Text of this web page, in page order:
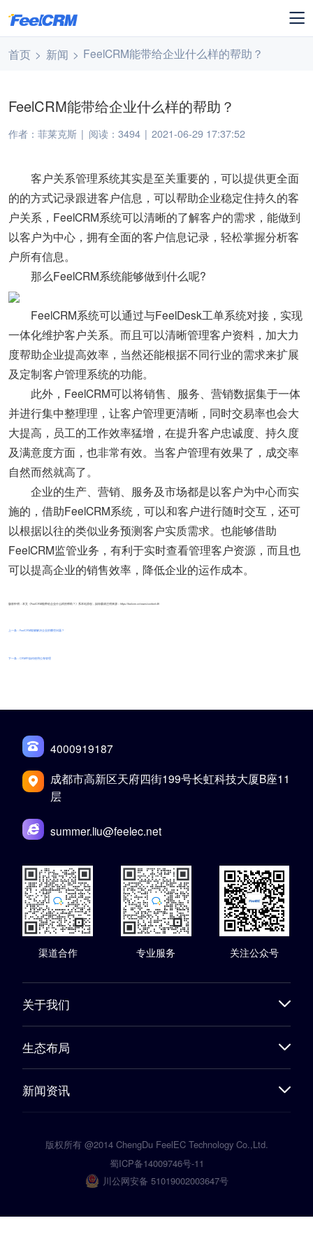
首页 > 新闻 > FeelCRM能带给企业什么样的帮助？
FeelCRM能带给企业什么样的帮助？
作者：菲莱克斯 | 阅读：3494 | 2021-06-29 17:37:52
客户关系管理系统其实是至关重要的，可以提供更全面
的的方式记录跟进客户信息，可以帮助企业稳定住持久的客
户关系，FeelCRM系统可以清晰的了解客户的需求，能做到
以客户为中心，拥有全面的客户信息记录，轻松掌握分析客
户所有信息。
那么FeelCRM系统能够做到什么呢?
FeelCRM系统可以通过与FeelDesk工单系统对接，实现
一体化维护客户关系。而且可以清晰管理客户资料，加大力
度帮助企业提高效率，当然还能根据不同行业的需求来扩展
及定制客户管理系统的功能。
此外，FeelCRM可以将销售、服务、营销数据集于一体
并进行集中整理理，让客户管理更清晰，同时交易率也会大
大提高，员工的工作效率猛增，在提升客户忠诚度、持久度
及满意度方面，也非常有效。当客户管理有效果了，成交率
自然而然就高了。
企业的生产、营销、服务及市场都是以客户为中心而实
施的，借助FeelCRM系统，可以和客户进行随时交互，还可
以根据以往的类似业务预测客户实质需求。也能够借助
FeelCRM监管业务，有利于实时查看管理客户资源，而且也
可以提高企业的销售效率，降低企业的运作成本。
版权申明：本文《FeelCRM能带给企业什么样的帮助？》系本站原创，如转载请注明来源：https://feelcrm.cn/news/content-46
上一条：FeelCRM能够解决企业的哪些问题？
下一条：CRM中如何使用公海管理
4000919187
成都市高新区天府四街199号长虹科技大厦B座11
层
summer.liu@feelec.net
渠道合作 专业服务 关注公众号
关于我们
生态布局
新闻资讯
版权所有 @2014 ChengDu FeelEC Technology Co.,Ltd.
蜀ICP备14009746号-11
川公网安备 51019002003647号